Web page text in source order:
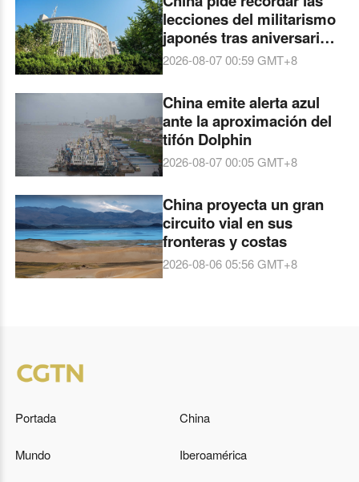
lecciones del militarismo
japonés tras aniversario
de Hiroshima
2026-08-07 00:59GMT+8
China emite alerta azul
ante la aproximación del
tifón Dolphin
2026-08-07 00:05GMT+8
China proyecta un gran
circuito vial en sus
fronteras y costas
2026-08-06 05:56GMT+8
Portada China
Mundo Iberoamérica